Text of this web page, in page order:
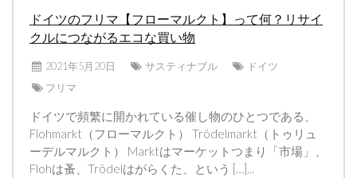
ドイツのフリマ【フローマルクト】って何？リサイ
クルにつながるエコな買い物
2021年5月20日 サスティナブル
ドイツ
フリマ
ドイツで頻繁に開かれている催し物のひとつである、
Flohmarkt（フローマルクト） Trödelmarkt（トゥリュ
ーデルマルクト） Marktはマーケットつまり「市場」、
Flohは蚤、Trödelはがらくた、という […]...